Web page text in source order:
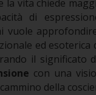
la vita chiede
di
vuole
ed esoterica
il significato
con una
della